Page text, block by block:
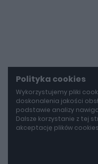
Polityka cookies
Wykorzystujemy pliki
doskonalenia jakości
podstawie analizy
Dalsze korzystanie z tej
akceptację plików